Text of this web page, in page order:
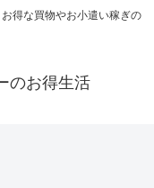
得な買物やお小遣い稼ぎの
のお得生活